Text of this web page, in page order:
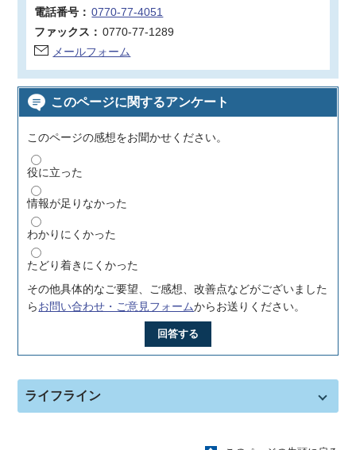
電話番号： 0770-77-4051
ファックス： 0770-77-1289
メールフォーム
このページに関するアンケート
このページの感想をお聞かせください。
役に立った
情報が足りなかった
わかりにくかった
たどり着きにくかった
その他具体的なご要望、ご感想、改善点などがございました
らお問い合わせ・ご意見フォームからお送りください。
回答する
ライフライン